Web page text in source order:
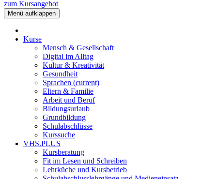
zum Kursangebot
Menü aufklappen
Kurse
Mensch & Gesellschaft
Digital im Alltag
Kultur & Kreativität
Gesundheit
Sprachen (current)
Eltern & Familie
Arbeit und Beruf
Bildungsurlaub
Grundbildung
Schulabschlüsse
Kurssuche
VHS.PLUS
Kursberatung
Fit im Lesen und Schreiben
Lehrküche und Kursbetrieb